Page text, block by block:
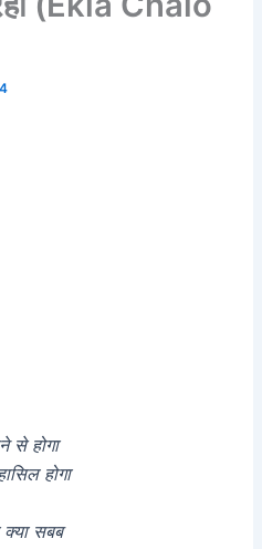
से होगा
होगा
सबब